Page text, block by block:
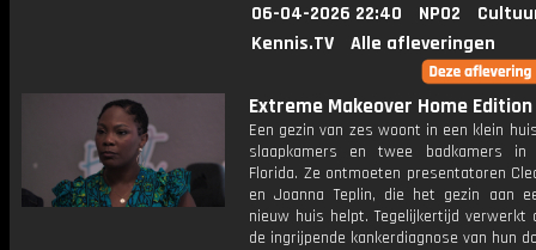
06-04-2026 22:40 NPO2
Kennis.TV
Alle afleveringen
Extreme Makeover Home Edition
Een gezin van zes woont in een klein
slaapkamers en twee badkamers in
Florida. Ze ontmoeten presentatoren
en Joanna Teplin, die het gezin aan
nieuw huis helpt. Tegelijkertijd verwerkt
de ingrijpende kankerdiagnose van hun